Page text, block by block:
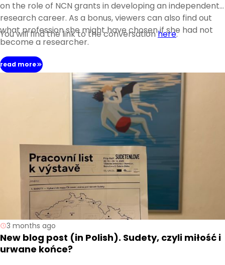
on the role of NCN grants in developing an independent
research career. As a bonus, viewers can also find out
what profession she might have chosen if she had not
become a researcher.
You will find the link to the conversationhere.
read more
3 months ago
New blog post (in Polish). Sudety, czyli miłość i
urwane końce?